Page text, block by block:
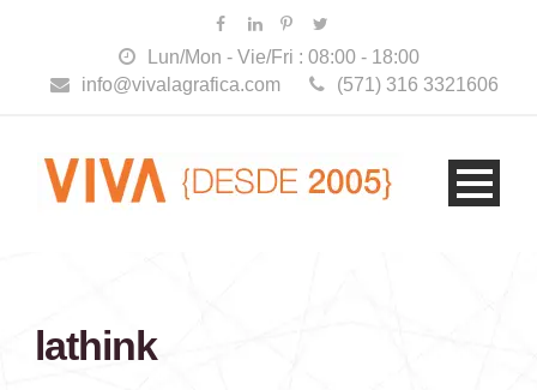
Lun/Mon - Vie/Fri : 08:00 - 18:00
info@vivalagrafica.com
(571) 316 3321606
lathink